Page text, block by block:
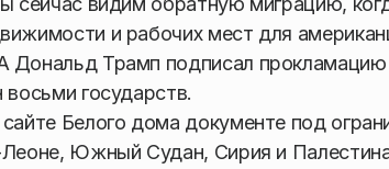
и рабочих мест для
Трамп подписал прокламацию
государств.
Белого дома документе под
Южный Судан, Сирия и